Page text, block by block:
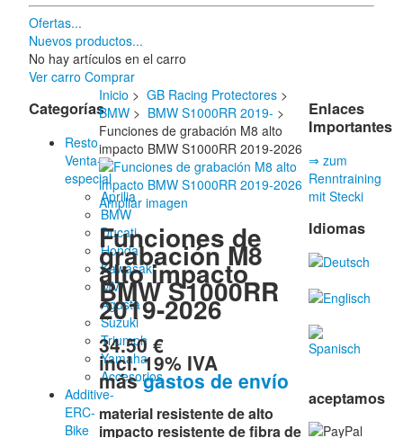
Ofertas...
Nuevos productos...
No hay artículos en el carro
Ver carro Comprar
Categorías
Resto
Venta-
especial
Aprilia
BMW
Ducati
Honda
Kawasaki
MV
Agusta
Suzuki
Triumph
Yamaha
Accesorios
Additive-
ERC-
Bike
Inicio > GB Racing Protectores>
BMW> BMW S1000RR 2019- >
Funciones de grabación M8 alto
impacto BMW S1000RR 2019-2026
Ampliar imagen
Funciones de
grabación M8
alto impacto
BMW S1000RR
2019-2026
34.50 €
incl. 19% IVA
másgastos de envío
material resistente de alto
impacto resistente de fibra de
Enlaces
Importantes
⇒ zum
Renntraining
mit Stecki
Idiomas
aceptamos